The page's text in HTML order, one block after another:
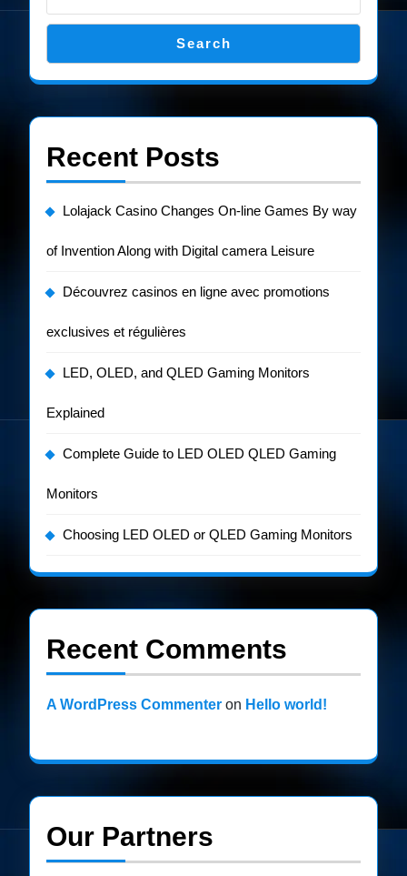
Search
Recent Posts
Lolajack Casino Changes On-line Games By way
of Invention Along with Digital camera Leisure
Découvrez casinos en ligne avec promotions
exclusives et régulières
LED, OLED, and QLED Gaming Monitors
Explained
Complete Guide to LED OLED QLED Gaming
Monitors
Choosing LED OLED or QLED Gaming Monitors
Recent Comments
A WordPress Commenter on Hello world!
Our Partners